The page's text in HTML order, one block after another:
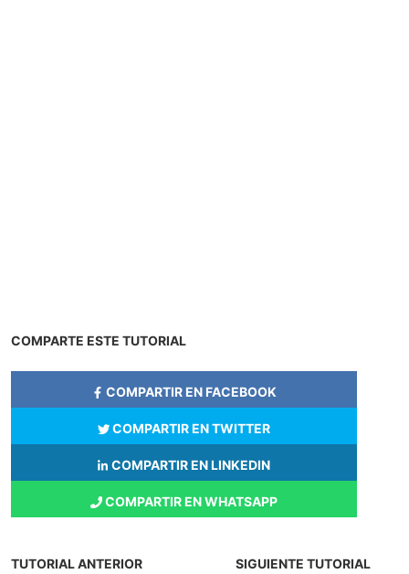
COMPARTE ESTE TUTORIAL
COMPARTIR EN FACEBOOK
COMPARTIR EN TWITTER
COMPARTIR EN LINKEDIN
COMPARTIR EN WHATSAPP
TUTORIAL ANTERIOR SIGUIENTE TUTORIAL